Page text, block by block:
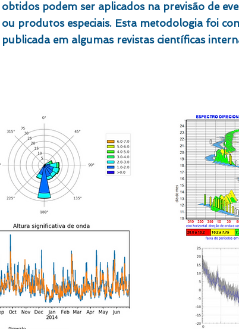
obtidos podem ser aplicados na previsão de
ou produtos especiais. Esta metodologia foi
publicada em algumas revistas científicas